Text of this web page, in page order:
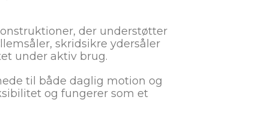
der understøtter
skridsikre ydersåler
under aktiv brug.
til både daglig motion og
og fungerer som et